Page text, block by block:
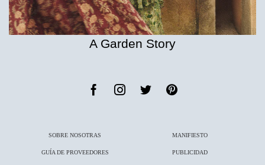
A Garden Story
SOBRE NOSOTRAS MANIFIESTO
GUÍA DE PROVEEDORES PUBLICIDAD